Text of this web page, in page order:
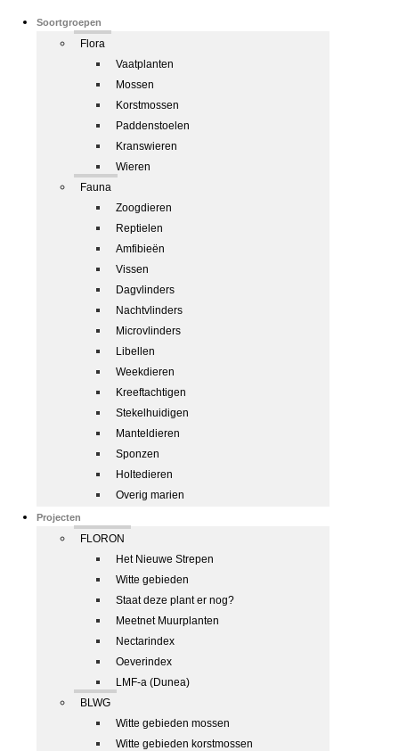
Soortgroepen
Flora
Vaatplanten
Mossen
Korstmossen
Paddenstoelen
Kranswieren
Wieren
Fauna
Zoogdieren
Reptielen
Amfibieën
Vissen
Dagvlinders
Nachtvlinders
Microvlinders
Libellen
Weekdieren
Kreeftachtigen
Stekelhuidigen
Manteldieren
Sponzen
Holtedieren
Overig marien
Projecten
FLORON
Het Nieuwe Strepen
Witte gebieden
Staat deze plant er nog?
Meetnet Muurplanten
Nectarindex
Oeverindex
LMF-a (Dunea)
BLWG
Witte gebieden mossen
Witte gebieden korstmossen